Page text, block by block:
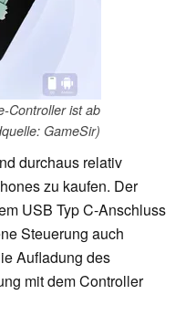
Controller ist ab
GameSir)
durchaus relativ
zu kaufen. Der
USB Typ C-Anschluss
Steuerung auch
Aufladung des
mit dem Controller